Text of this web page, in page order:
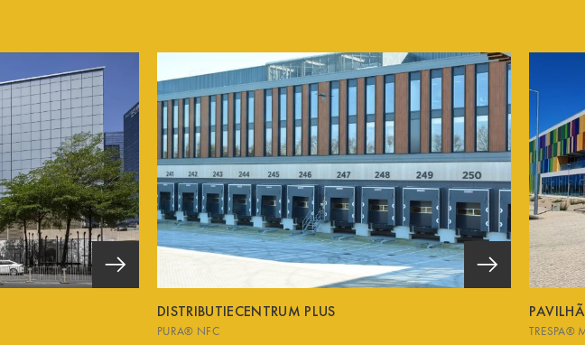
DISTRIBUTIECENTRUM PLUS
PURA® NFC TRESPA®